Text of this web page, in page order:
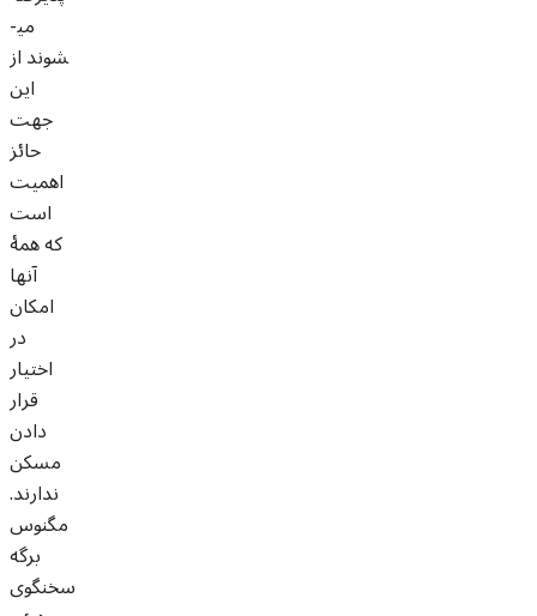
می­
شوند از
این
جهت
حائز
اهمیت
است
که همۀ
آن­ها
امکان
در
اختیار
قرار
دادن
مسکن
ندارند.
مگنوس
برگه
سخنگوی